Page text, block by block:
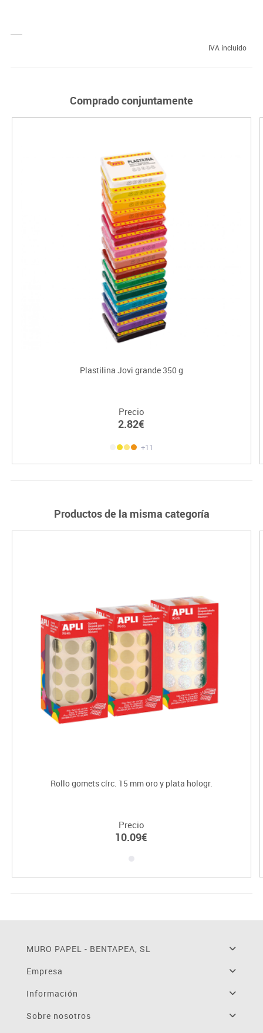
IVA incluido
Comprado conjuntamente
Plastilina Jovi grande 350 g
Precio
2.82€
+11
Productos de la misma categoría
Rollo gomets círc. 15 mm oro y plata hologr.
Precio
10.09€
MURO PAPEL - BENTAPEA, SL
Empresa
Información
Sobre nosotros